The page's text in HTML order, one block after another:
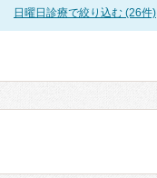
日曜日診療で絞り込む (26件)